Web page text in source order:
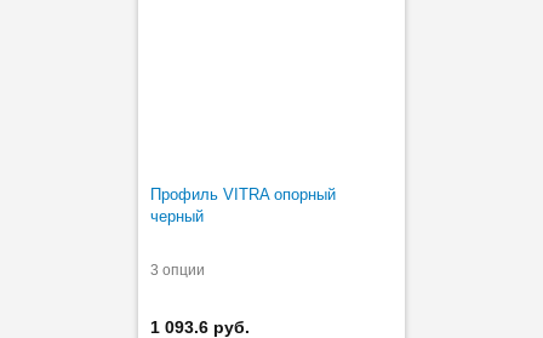
Профиль VITRA опорный
черный
3 опции
1 093.6 руб.